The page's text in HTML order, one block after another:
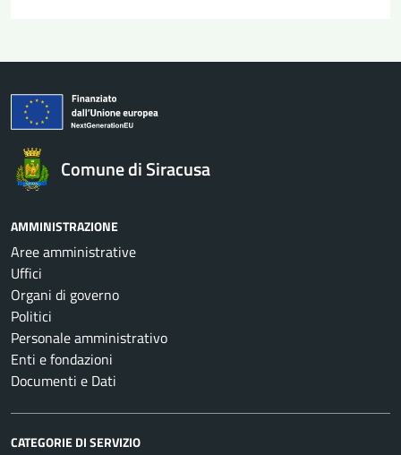
Comune di Siracusa
AMMINISTRAZIONE
Aree amministrative
Uffici
Organi di governo
Politici
Personale amministrativo
Enti e fondazioni
Documenti e Dati
CATEGORIE DI SERVIZIO